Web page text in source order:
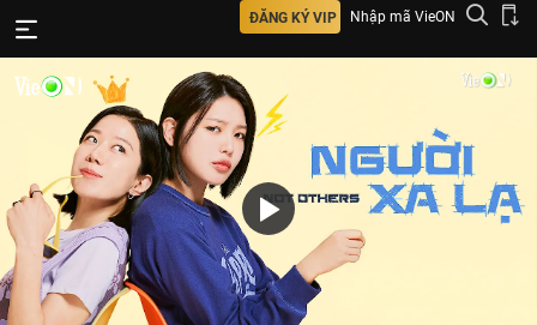
ĐĂNG KÝ VIP Nhập mã VieON